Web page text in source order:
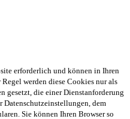
erforderlich und können in Ihren
werden diese Cookies nur als
gesetzt, die einer Dienstanforderung
Datenschutzeinstellungen, dem
Sie können Ihren Browser so